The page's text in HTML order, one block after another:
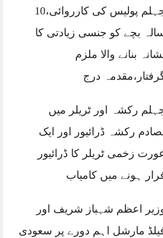
جہلم پولیس کی کارروائی،10
بچے کو جنسی زیادتی کا
بنانے والا ملزم
درج
رکشہ اور ٹریلر میں
رکشہ ڈرائیور اور ایک
زخمی ٹریلر کا ڈرائیور
ہونے میں کامیاب
اعظم شہباز شریف اور
مارشل اہم دورے پر سعودی